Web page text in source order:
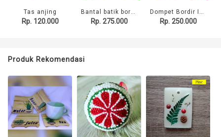
Tas anjing
Rp. 120.000
Bantal batik bordir
Rp. 275.000
Dompet Bordir Ini Budi
Rp. 250.000
Produk Rekomendasi